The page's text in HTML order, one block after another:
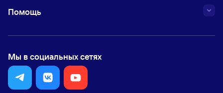
Помощь
Мы в социальных сетях